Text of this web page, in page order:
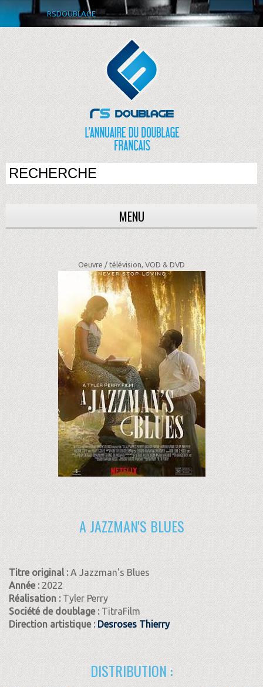
RSDOUBLAGE
MENU
Oeuvre / télévision, VOD & DVD
A JAZZMAN'S BLUES
Titre original :A Jazzman's Blues
Année : 2022
Réalisation :Tyler Perry
Société de doublage :TitraFilm
Direction artistique : Desroses Thierry
DISTRIBUTION :